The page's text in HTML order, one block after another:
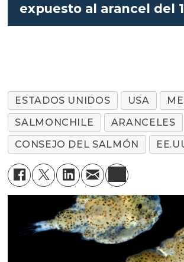
expuesto al arancel del
ESTADOS UNIDOS USA
SALMONCHILE
ARANCELES
CONSEJO DEL SALMÓN